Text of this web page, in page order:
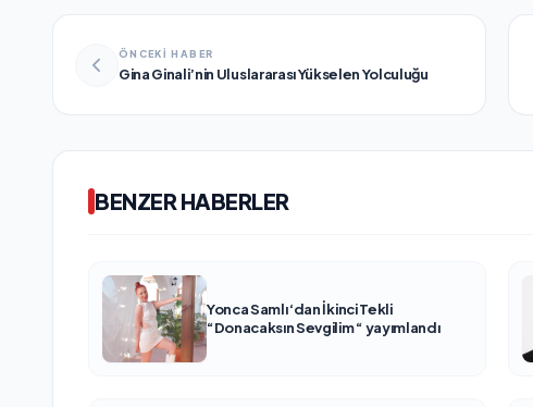
ÖNCEKİ HABER
Gina Ginali’nin Uluslararası Yükselen Yolculuğu
BENZER HABERLER
Yonca Samlı ‘dan İkinci Tekli
“Donacaksın Sevgilim “ yayımlandı